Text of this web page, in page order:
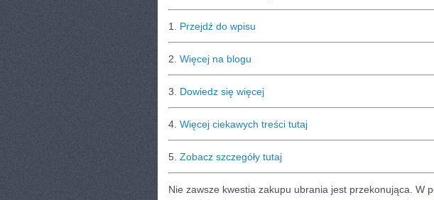
1. Przejdź do wpisu
2. Więcej na blogu
3. Dowiedz się więcej
4. Więcej ciekawych treści tutaj
5. Zobacz szczegóły tutaj
Nie zawsze kwestia zakupu ubrania jest przekonująca. W